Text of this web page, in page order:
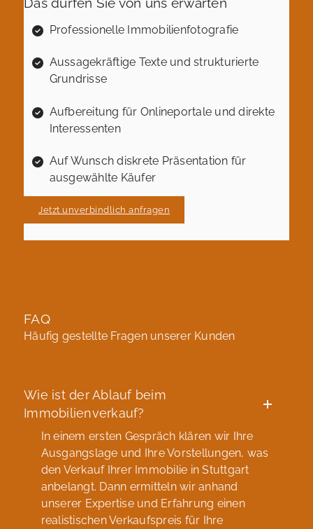
Professionelle Immobilienfotografie
Aussagekräftige Texte und strukturierte
Grundrisse
Aufbereitung für Onlineportale und direkte
Interessenten
Auf Wunsch diskrete Präsentation für
ausgewählte Käufer
Jetzt unverbindlich anfragen
FAQ
Häufig gestellte Fragen unserer Kunden
Wie ist der Ablauf beim
Immobilienverkauf?
In einem ersten Gespräch klären wir Ihre
Ausgangslage und Ihre Vorstellungen, was
den Verkauf Ihrer Immobilie in Stuttgart
anbelangt. Dann ermitteln wir anhand
unserer Expertise und Erfahrung einen
realistischen Verkaufspreis für Ihre